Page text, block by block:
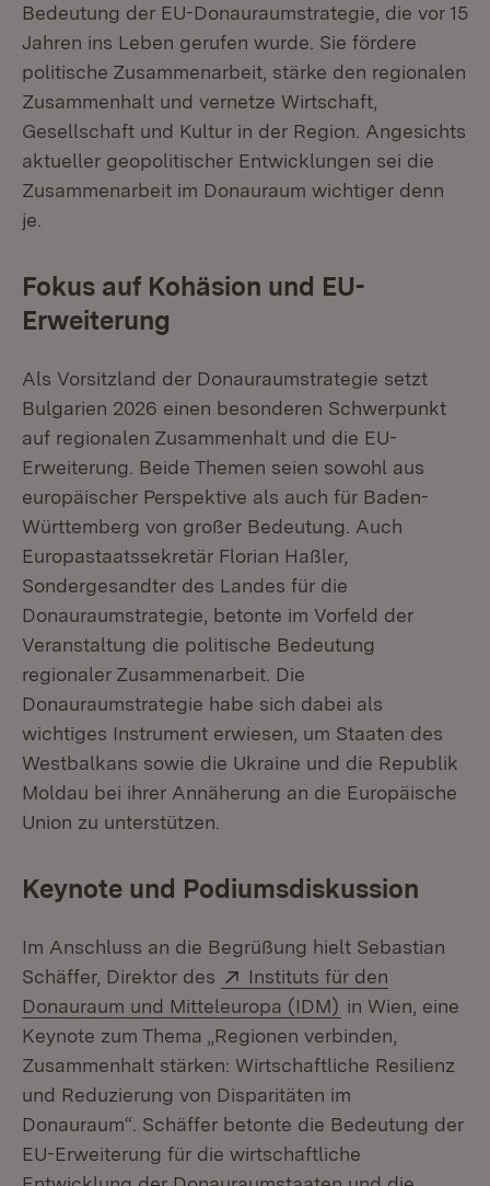
Bedeutung der EU-Donauraumstrategie, die vor 15
Jahren ins Leben gerufen wurde. Sie fördere
politische Zusammenarbeit, stärke den regionalen
Zusammenhalt und vernetze Wirtschaft,
Gesellschaft und Kultur in der Region. Angesichts
aktueller geopolitischer Entwicklungen sei die
Zusammenarbeit im Donauraum wichtiger denn
je.
Fokus auf Kohäsion und EU-
Erweiterung
Als Vorsitzland der Donauraumstrategie setzt
Bulgarien 2026 einen besonderen Schwerpunkt
auf regionalen Zusammenhalt und die EU-
Erweiterung. Beide Themen seien sowohl aus
europäischer Perspektive als auch für Baden-
Württemberg von großer Bedeutung. Auch
Europastaatssekretär Florian Haßler,
Sondergesandter des Landes für die
Donauraumstrategie, betonte im Vorfeld der
Veranstaltung die politische Bedeutung
regionaler Zusammenarbeit. Die
Donauraumstrategie habe sich dabei als
wichtiges Instrument erwiesen, um Staaten des
Westbalkans sowie die Ukraine und die Republik
Moldau bei ihrer Annäherung an die Europäische
Union zu unterstützen.
Keynote und Podiumsdiskussion
Im Anschluss an die Begrüßung hielt Sebastian
Schäffer, Direktor des
Extern:
Instituts für den
Donauraum und Mitteleuropa (IDM) (Öffnet in
in Wien, eine
Keynote zum Thema „Regionen verbinden,
Zusammenhalt stärken: Wirtschaftliche Resilienz
und Reduzierung von Disparitäten im
Donauraum“. Schäffer betonte die Bedeutung der
EU-Erweiterung für die wirtschaftliche